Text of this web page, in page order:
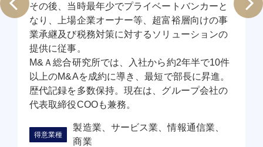
その後、当時最年少でプライベートバンカーと
なり、上場企業オーナー等、超富裕層向けの事
業承継及び税務対策に対するソリューションの
提供に従事。
M&Ａ総合研究所では、入社から約2年半で10件
以上のM&Aを成約に導き、最短で部長に昇進。
歴代記録を多数保持。現在は、グループ会社の
代表取締役COOも兼務。
製造業、サービス業、情報通信業、
商業